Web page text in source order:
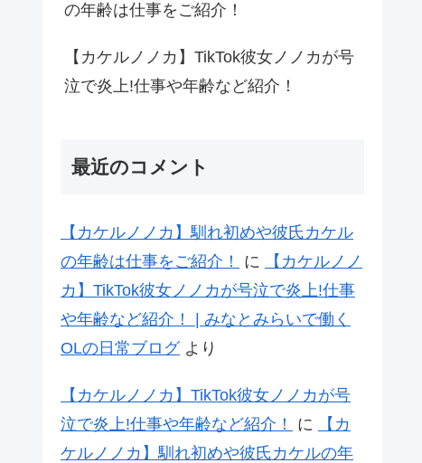
の年齢は仕事をご紹介！
【カケルノノカ】TikTok彼女ノノカが号
泣で炎上!仕事や年齢など紹介！
最近のコメント
【カケルノノカ】馴れ初めや彼氏カケル
の年齢は仕事をご紹介！
に
【カケルノノ
カ】TikTok彼女ノノカが号泣で炎上!仕事
や年齢など紹介！ | みなとみらいで働く
OLの日常ブログより
【カケルノノカ】TikTok彼女ノノカが号
泣で炎上!仕事や年齢など紹介！
に
【カ
ケルノノカ】馴れ初めや彼氏カケルの年